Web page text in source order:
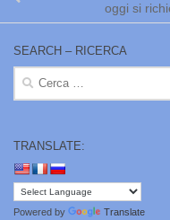
oggi si
SEARCH – RICERCA
Ricerca
TRANSLATE:
Powered by Translate